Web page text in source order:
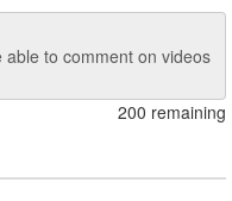
to comment on videos
200 remaining